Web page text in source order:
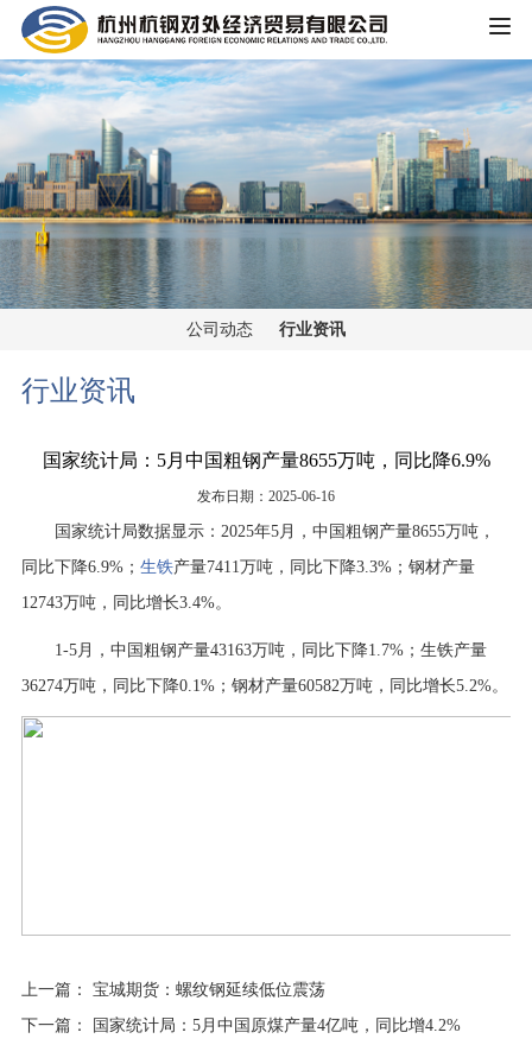
HOME
公司概况
公司简介
大事记
荣誉资质
企业文化
主营业务
黑色金属板块
煤焦板块
党群工作
新闻中心
招贤纳士
联系我们
English
公司动态 行业资讯
行业资讯
国家统计局：5月中国粗钢产量8655万吨，同比降6.9%
发布日期：2025-06-16
国家统计局数据显示：2025年5月，中国粗钢产量8655万吨，
同比下降6.9%； 生铁产量7411万吨，同比下降3.3%；钢材产量
12743万吨，同比增长3.4%。
1-5月，中国粗钢产量43163万吨，同比下降1.7%；生铁产量
36274万吨，同比下降0.1%；钢材产量60582万吨，同比增长5.2%。
上一篇： 宝城期货：螺纹钢延续低位震荡
下一篇：
国家统计局：5月中国原煤产量4亿吨，同比增4.2%